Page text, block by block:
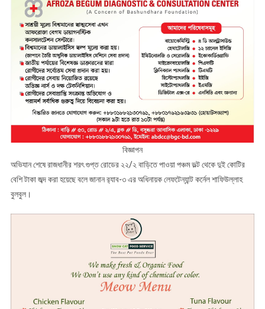
বিজ্ঞাপন
অভিযান শেষে রাজধানীর শরৎ গুপ্ত রোডের ২২/২ বাড়িতে পাওয়া পঞ্চম ভল্ট থেকে দুই কোটির
বেশি টাকা জব্দ করা হয়েছে বলে জানান র‌্যাব-৩ এর অধিনায়ক লেফটেন্যান্ট কর্নেল শাফিউল্লাহ
বুলবুল।